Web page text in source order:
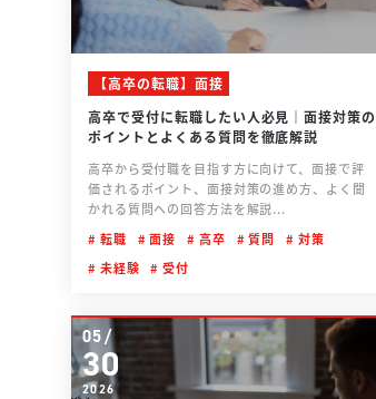
【高卒の転職】面接
高卒で受付に転職したい人必見｜面接対策の
ポイントとよくある質問を徹底解説
高卒から受付職を目指す方に向けて、面接で評
価されるポイント、面接対策の進め方、よく聞
かれる質問への回答方法を解説...
転職
面接 高卒 質問
対策
未経験
受付
05/
30
2026